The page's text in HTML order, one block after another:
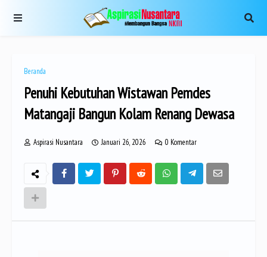
Beranda
Penuhi Kebutuhan Wistawan Pemdes
Matangaji Bangun Kolam Renang Dewasa
Aspirasi Nusantara Januari 26, 2026 0 Komentar